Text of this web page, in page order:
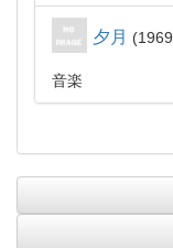
夕月 1969
音楽